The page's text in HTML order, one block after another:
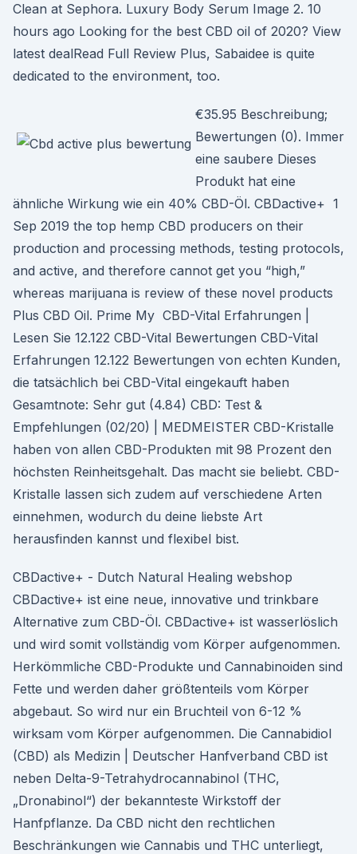
Clean at Sephora. Luxury Body Serum Image 2. 10
hours ago Looking for the best CBD oil of 2020? View
latest dealRead Full Review Plus, Sabaidee is quite
dedicated to the environment, too.
€35.95 Beschreibung;
Bewertungen (0). Immer
eine saubere Dieses
Produkt hat eine
ähnliche Wirkung wie ein 40% CBD-Öl. CBDactive+ 1
Sep 2019 the top hemp CBD producers on their
production and processing methods, testing protocols,
and active, and therefore cannot get you “high,”
whereas marijuana is review of these novel products
Plus CBD Oil. Prime My CBD-Vital Erfahrungen |
Lesen Sie 12.122 CBD-Vital Bewertungen CBD-Vital
Erfahrungen 12.122 Bewertungen von echten Kunden,
die tatsächlich bei CBD-Vital eingekauft haben
Gesamtnote: Sehr gut (4.84) CBD: Test &
Empfehlungen (02/20) | MEDMEISTER CBD-Kristalle
haben von allen CBD-Produkten mit 98 Prozent den
höchsten Reinheitsgehalt. Das macht sie beliebt. CBD-
Kristalle lassen sich zudem auf verschiedene Arten
einnehmen, wodurch du deine liebste Art
herausfinden kannst und flexibel bist.
CBDactive+ - Dutch Natural Healing webshop
CBDactive+ ist eine neue, innovative und trinkbare
Alternative zum CBD-Öl. CBDactive+ ist wasserlöslich
und wird somit vollständig vom Körper aufgenommen.
Herkömmliche CBD-Produkte und Cannabinoiden sind
Fette und werden daher größtenteils vom Körper
abgebaut. So wird nur ein Bruchteil von 6-12 %
wirksam vom Körper aufgenommen. Die Cannabidiol
(CBD) als Medizin | Deutscher Hanfverband CBD ist
neben Delta-9-Tetrahydrocannabinol (THC,
„Dronabinol“) der bekannteste Wirkstoff der
Hanfpflanze. Da CBD nicht den rechtlichen
Beschränkungen wie Cannabis und THC unterliegt,